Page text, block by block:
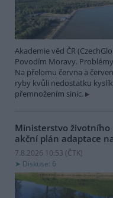
Akademie věd ČR
Povodím Moravy.
Na přelomu června a
ryby kvůli nedostatku
přemnožením sinic.
Ministerstvo
akční plán adaptace
7.8.2026 10:53 (ČTK)
Diskuse: 6